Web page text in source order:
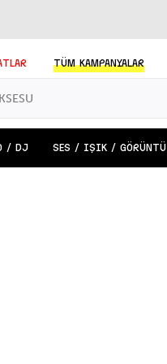
TÜMKAMPANYALAR
/ DJ SES / IŞIK / GÖRÜNTÜ